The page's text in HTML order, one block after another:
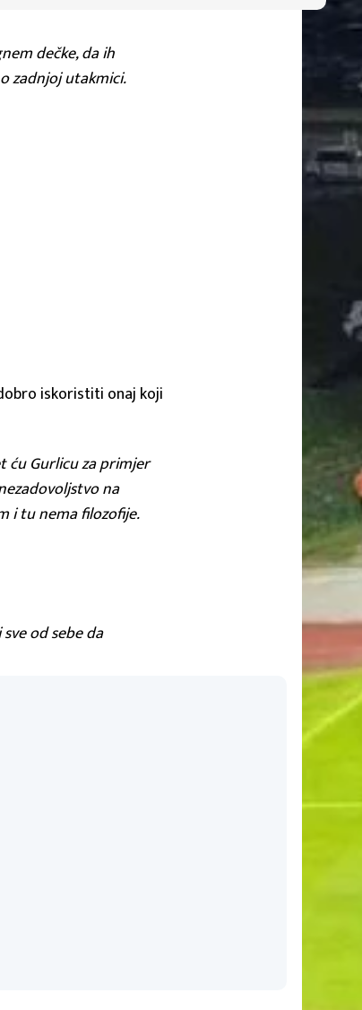
dečke, da ih
zadnjoj utakmici.
iskoristiti onaj koji
ću Gurlicu za primjer
na
i tu nema filozofije.
od sebe da